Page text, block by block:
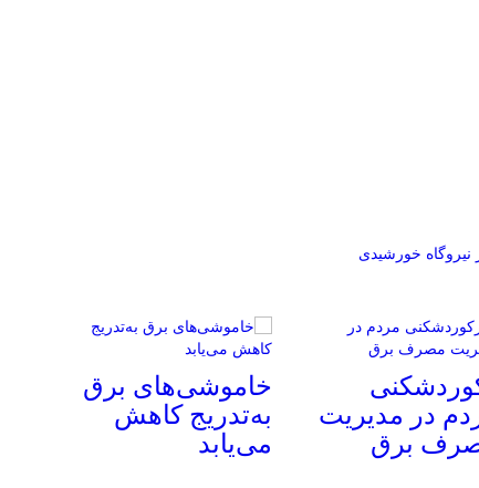
نیروگاه خورشیدی
در مدیریت
برق
خاموشی‌های برق
به‌تدریج کاهش
می‌یابد